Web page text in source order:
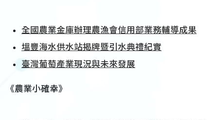
全國農業金庫辦理農漁會信用部業務輔導成果
塭豐海水供水站揭牌暨引水典禮紀實
臺灣葡萄產業現況與未來發展
《農業小確幸》